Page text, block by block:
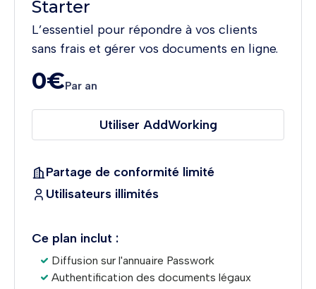
Starter
L’essentiel pour répondre à vos clients
sans frais et gérer vos documents en ligne.
0€Par an
Utiliser AddWorking
Partage de conformité limité
Utilisateurs illimités
Ce plan inclut :
Diffusion sur l'annuaire Passwork
Authentification des documents légaux